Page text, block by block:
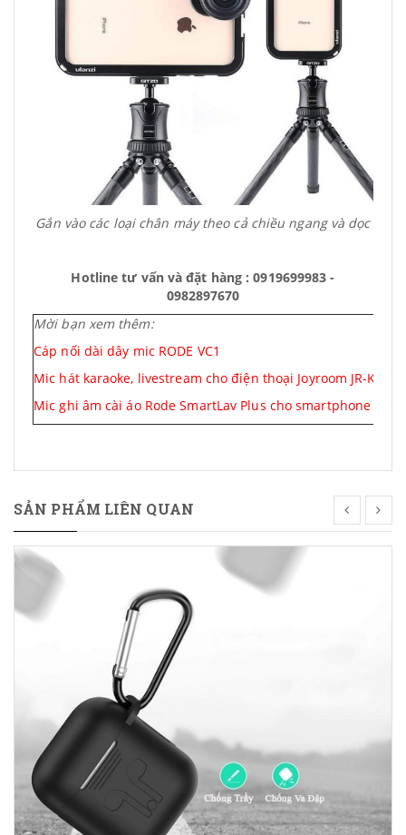
Gắn vào các loại chân máy theo cả chiều ngang và dọc
Hotline tư vấn và đặt hàng : 0919699983 -
0982897670
Mời bạn xem thêm:
Cáp nối dài dây mic RODE VC1
Mic hát karaoke, livestream cho điện thoại Joyroom JR-K1
Mic ghi âm cài áo Rode SmartLav Plus cho smartphone
SẢN PHẨM LIÊN QUAN